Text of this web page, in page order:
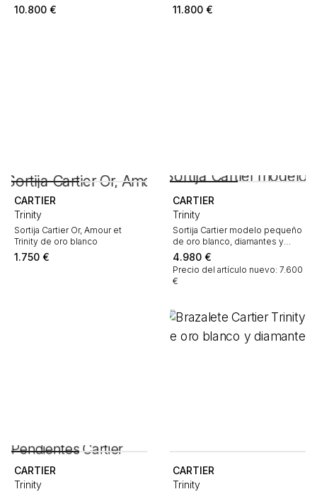
10.800 € 11.800 €
CARTIER
Trinity
Sortija Cartier Or, Amour et
Trinity de oro blanco
1.750 €
CARTIER
Trinity
Sortija Cartier modelo pequeño
de oro blanco, diamantes y
cerámica negro
4.980 €
Precio del artículo nuevo: 7.600
€
CARTIER
Trinity
CARTIER
Trinity